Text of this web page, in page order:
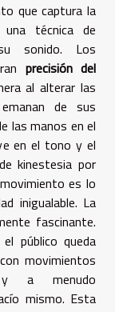
que captura la
técnica de
sonido. Los
precisión del
al alterar las
de sus
las manos en el
en el tono y el
kinestesia por
es lo
inigualable. La
fascinante.
público queda
movimientos
y a menudo
mismo. Esta